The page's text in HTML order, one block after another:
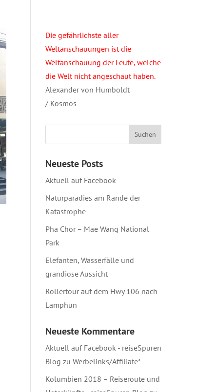
Die gefährlichste aller
Weltanschauungen ist die
Weltanschauung der Leute, welche
die Welt nicht angeschaut haben.
Alexander von Humboldt
/ Kosmos
Neueste Posts
Aktuell auf Facebook
Naturparadies am Rande der
Katastrophe
Pha Chor – Mae Wang National
Park
Elefanten, Wasserfälle und
grandiose Aussicht
Rollertour auf dem Hwy 106 nach
Lamphun
Neueste Kommentare
Aktuell auf Facebook - reiseSpuren
Blog zu Werbelinks/Affiliate*
Kolumbien 2018 – Reiseroute und